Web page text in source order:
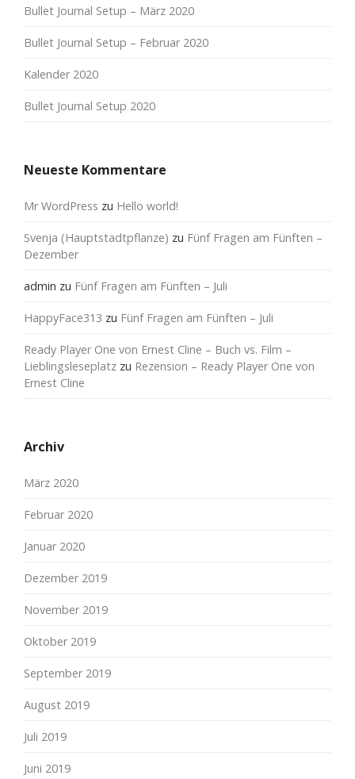
Bullet Journal Setup – März 2020
Bullet Journal Setup – Februar 2020
Kalender 2020
Bullet Journal Setup 2020
Neueste Kommentare
Mr WordPress zu Hello world!
Svenja (Hauptstadtpflanze) zu Fünf Fragen am Fünften –
Dezember
admin zu Fünf Fragen am Fünften – Juli
HappyFace313 zu Fünf Fragen am Fünften – Juli
Ready Player One von Ernest Cline – Buch vs. Film –
Lieblingsleseplatz zu Rezension – Ready Player One von
Ernest Cline
Archiv
März 2020
Februar 2020
Januar 2020
Dezember 2019
November 2019
Oktober 2019
September 2019
August 2019
Juli 2019
Juni 2019